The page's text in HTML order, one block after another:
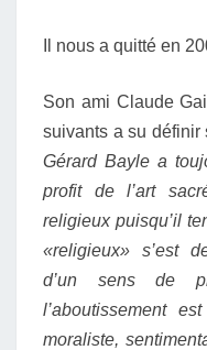
Il nous a quitté en
Son ami Claude
suivants a su définir
Gérard Bayle a
profit de l’art
religieux puisqu’il
«religieux» s’est
d’un sens de
l’aboutissement
moraliste,